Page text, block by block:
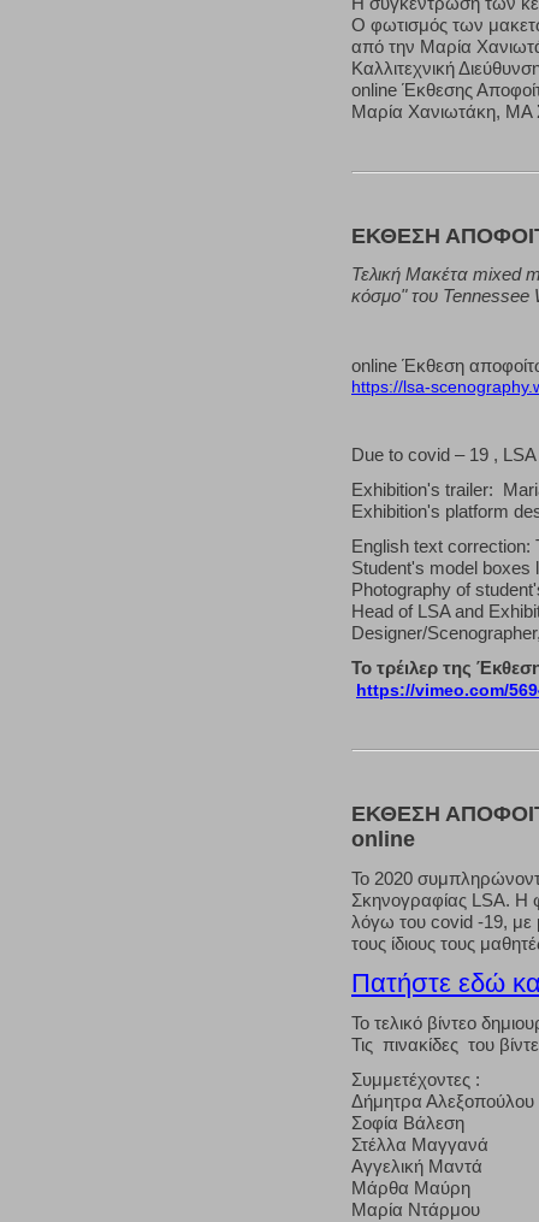
Ο φωτισμός των
από την Μαρία
Καλλιτεχνική
online Έκθεσης
Μαρία Χανιωτάκη, MA
ΕΚΘΕΣΗ
Τελική Μακέτα mixed
κόσμο" του Tennessee
online Έκθεση
https://lsa-
Due to covid – 19 ,
Exhibition's trailer:
Exhibition's platform
English text correction:
Student's model boxes
Photography of
Head of LSA and
Designer/
Το τρέιλερ της
https://vimeo.com/
ΕΚΘΕΣΗ
online
Το 2020
Σκηνογραφίας LSA. Η
λόγω του covid -19, με
τους ίδιους τους
Πατήστε εδώ
Το τελικό βίντεο
Τις πινακίδες του
Συμμετέχοντες :
Δήμητρα Αλεξοπούλου
Σοφία Βάλεση
Στέλλα Μαγγανά
Αγγελική Μαντά
Μάρθα Μαύρη
Μαρία Ντάρμου